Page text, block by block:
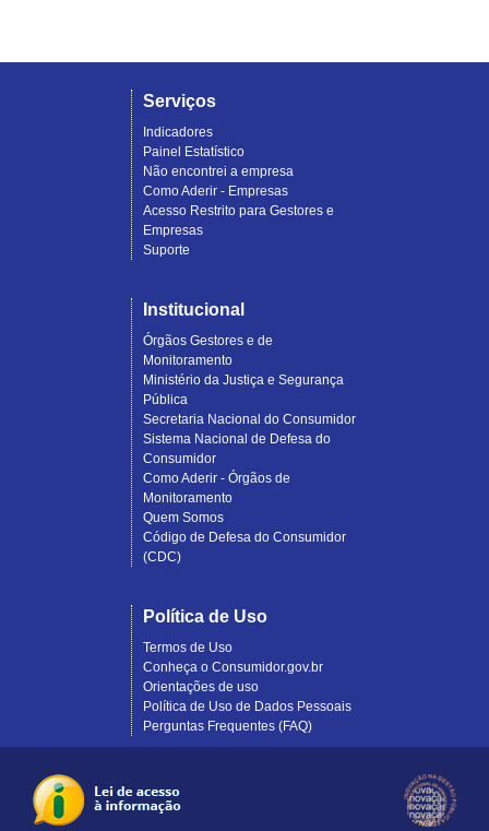
Serviços
Indicadores
Painel Estatístico
Não encontrei a empresa
Como Aderir - Empresas
Acesso Restrito para Gestores e
Empresas
Suporte
Institucional
Órgãos Gestores e de
Monitoramento
Ministério da Justiça e Segurança
Pública
Secretaria Nacional do Consumidor
Sistema Nacional de Defesa do
Consumidor
Como Aderir - Órgãos de
Monitoramento
Quem Somos
Código de Defesa do Consumidor
(CDC)
Política de Uso
Termos de Uso
Conheça o Consumidor.gov.br
Orientações de uso
Política de Uso de Dados Pessoais
Perguntas Frequentes (FAQ)